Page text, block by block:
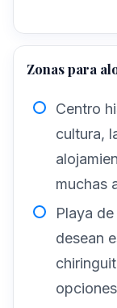
Zonas para
Centro
cultura,
muchas
Playa
desean